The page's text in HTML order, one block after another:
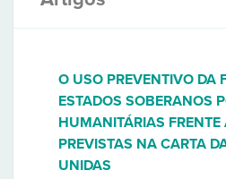
O USO PREVENTIVO DA
ESTADOS SOBERANOS
HUMANITÁRIAS FRENTE
PREVISTAS NA CARTA
UNIDAS